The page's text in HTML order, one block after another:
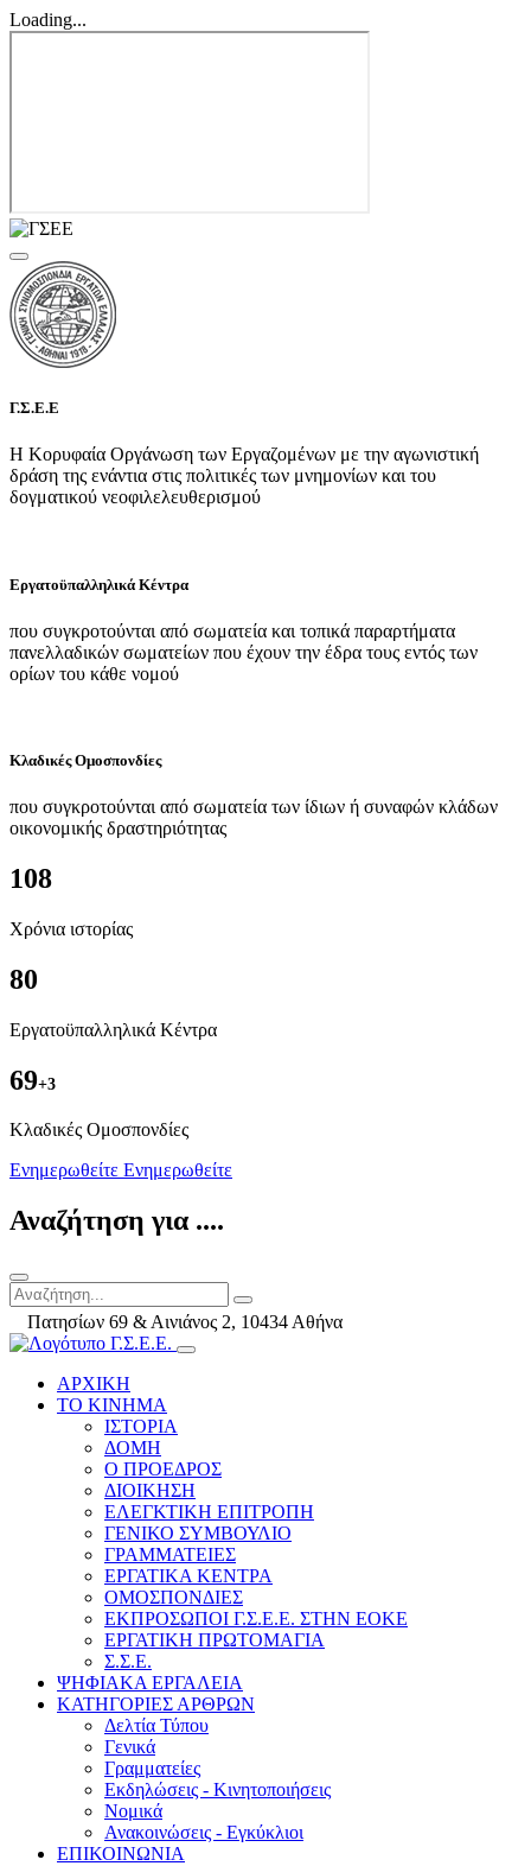
Loading...
Γ.Σ.Ε.Ε
Η Κορυφαία Οργάνωση των Εργαζομένων με την αγωνιστική
δράση της ενάντια στις πολιτικές των μνημονίων και του
δογματικού νεοφιλελευθερισμού
Εργατοϋπαλληλικά Κέντρα
που συγκροτούνται από σωματεία και τοπικά παραρτήματα
πανελλαδικών σωματείων που έχουν την έδρα τους εντός των
ορίων του κάθε νομού
Κλαδικές Ομοσπονδίες
που συγκροτούνται από σωματεία των ίδιων ή συναφών κλάδων
οικονομικής δραστηριότητας
108
Χρόνια ιστορίας
80
Εργατοϋπαλληλικά Κέντρα
69+3
Kλαδικές Ομοσπονδίες
Ενημερωθείτε Ενημερωθείτε
Αναζήτηση για ....
Πατησίων 69 & Αινιάνος 2, 10434 Αθήνα
ΑΡΧΙΚΗ
ΤΟ ΚΙΝΗΜΑ
ΙΣΤΟΡΙΑ
ΔΟΜΗ
Ο ΠΡΟΕΔΡΟΣ
ΔΙΟΙΚΗΣΗ
ΕΛΕΓΚΤΙΚΗ ΕΠΙΤΡΟΠΗ
ΓΕΝΙΚΟ ΣΥΜΒΟΥΛΙΟ
ΓΡΑΜΜΑΤΕΙΕΣ
ΕΡΓΑΤΙΚΑ ΚΕΝΤΡΑ
ΟΜΟΣΠΟΝΔΙΕΣ
ΕΚΠΡΟΣΩΠΟΙ Γ.Σ.Ε.Ε. ΣΤΗΝ ΕΟΚΕ
ΕΡΓΑΤΙΚΗ ΠΡΩΤΟΜΑΓΙΑ
Σ.Σ.Ε.
ΨΗΦΙΑΚΑ ΕΡΓΑΛΕΙΑ
ΚΑΤΗΓΟΡΙΕΣ ΑΡΘΡΩΝ
Δελτία Τύπου
Γενικά
Γραμματείες
Εκδηλώσεις - Κινητοποιήσεις
Νομικά
Ανακοινώσεις - Εγκύκλιοι
ΕΠΙΚΟΙΝΩΝΙΑ